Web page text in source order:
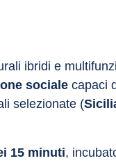
ibridi e
sociale capaci
selezionate (
15 minuti,